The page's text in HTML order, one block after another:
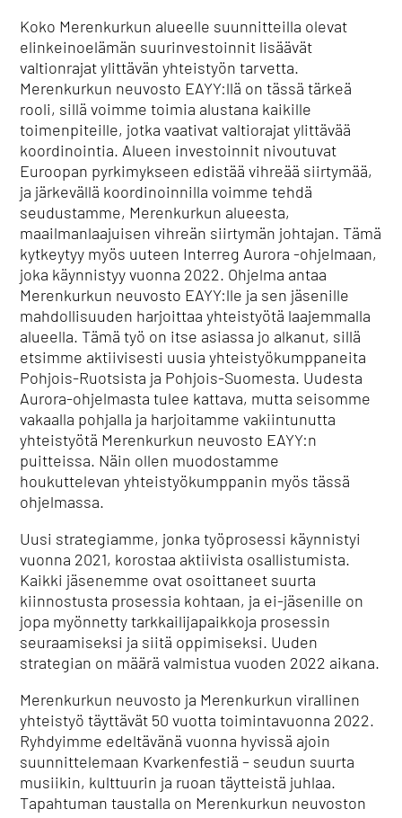
Koko Merenkurkun alueelle suunnitteilla olevat
elinkeinoelämän suurinvestoinnit lisäävät
valtionrajat ylittävän yhteistyön tarvetta.
Merenkurkun neuvosto EAYY:llä on tässä tärkeä
rooli, sillä voimme toimia alustana kaikille
toimenpiteille, jotka vaativat valtiorajat ylittävää
koordinointia. Alueen investoinnit nivoutuvat
Euroopan pyrkimykseen edistää vihreää siirtymää,
ja järkevällä koordinoinnilla voimme tehdä
seudustamme, Merenkurkun alueesta,
maailmanlaajuisen vihreän siirtymän johtajan. Tämä
kytkeytyy myös uuteen Interreg Aurora -ohjelmaan,
joka käynnistyy vuonna 2022. Ohjelma antaa
Merenkurkun neuvosto EAYY:lle ja sen jäsenille
mahdollisuuden harjoittaa yhteistyötä laajemmalla
alueella. Tämä työ on itse asiassa jo alkanut, sillä
etsimme aktiivisesti uusia yhteistyökumppaneita
Pohjois-Ruotsista ja Pohjois-Suomesta. Uudesta
Aurora-ohjelmasta tulee kattava, mutta seisomme
vakaalla pohjalla ja harjoitamme vakiintunutta
yhteistyötä Merenkurkun neuvosto EAYY:n
puitteissa. Näin ollen muodostamme
houkuttelevan yhteistyökumppanin myös tässä
ohjelmassa.
Uusi strategiamme, jonka työprosessi käynnistyi
vuonna 2021, korostaa aktiivista osallistumista.
Kaikki jäsenemme ovat osoittaneet suurta
kiinnostusta prosessia kohtaan, ja ei-jäsenille on
jopa myönnetty tarkkailijapaikkoja prosessin
seuraamiseksi ja siitä oppimiseksi. Uuden
strategian on määrä valmistua vuoden 2022 aikana.
Merenkurkun neuvosto ja Merenkurkun virallinen
yhteistyö täyttävät 50 vuotta toimintavuonna 2022.
Ryhdyimme edeltävänä vuonna hyvissä ajoin
suunnittelemaan Kvarkenfestiä – seudun suurta
musiikin, kulttuurin ja ruoan täytteistä juhlaa.
Tapahtuman taustalla on Merenkurkun neuvoston